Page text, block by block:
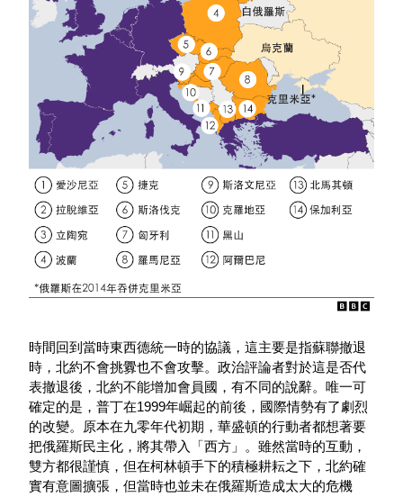
時間回到當時東西德統一時的協議，這主要是指蘇聯撤退
時，北約不會挑釁也不會攻擊。政治評論者對於這是否代
表撤退後，北約不能增加會員國，有不同的說辭。唯一可
確定的是，普丁在1999年崛起的前後，國際情勢有了劇烈
的改變。原本在九零年代初期，華盛頓的行動者都想著要
把俄羅斯民主化，將其帶入「西方」。雖然當時的互動，
雙方都很謹慎，但在柯林頓手下的積極耕耘之下，北約確
實有意圖擴張，但當時也並未在俄羅斯造成太大的危機